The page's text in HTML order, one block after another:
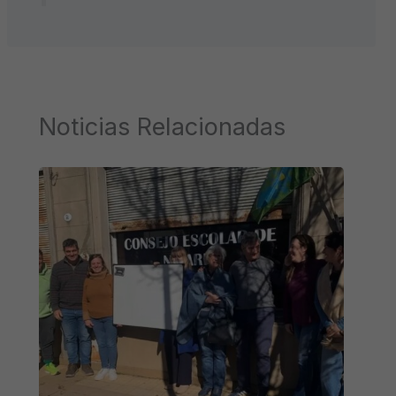
Noticias Relacionadas